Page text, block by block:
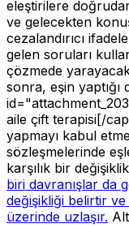
eleştirilere
ve gelecekten
cezalandırıcı
gelen soruları
çözmede
sonra, eşin
aile çift terapisi[/
yapmayı kabul
sözleşmelerinde
karşılık bir
biri davranışlar da
değişikliği belirtir ve
üzerinde uzlaşır.